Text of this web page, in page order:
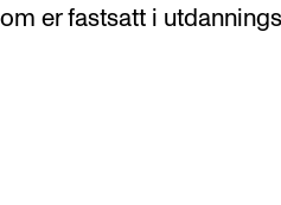
er fastsatt i